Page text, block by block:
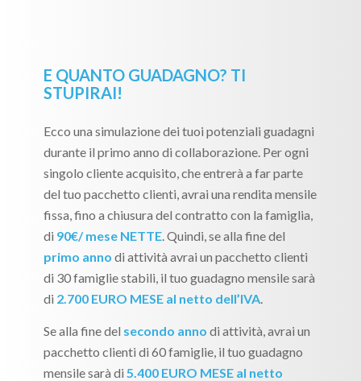
E QUANTO GUADAGNO? TI
STUPIRAI!
Ecco una simulazione dei tuoi potenziali guadagni
durante il primo anno di collaborazione. Per ogni
singolo cliente acquisito, che entrerà a far parte
del tuo pacchetto clienti, avrai una rendita mensile
fissa, fino a chiusura del contratto con la famiglia,
di 90€/ mese NETTE. Quindi, se alla fine del
primo anno di attività avrai un pacchetto clienti
di 30 famiglie stabili, il tuo guadagno mensile sarà
di 2.700 EURO MESE al netto dell’IVA.
Se alla fine del secondo anno di attività, avrai un
pacchetto clienti di 60 famiglie, il tuo guadagno
mensile sarà di 5.400 EURO MESE al netto